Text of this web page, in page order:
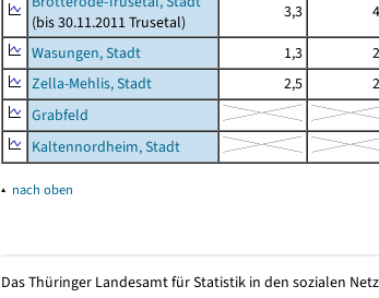
(bis 30.11.2011 Trusetal)
3,3
Wasungen, Stadt
1,3
Zella-Mehlis, Stadt
2,5
Grabfeld
Kaltennordheim, Stadt
▴ nach oben
Das Thüringer Landesamt für Statistik in den sozialen